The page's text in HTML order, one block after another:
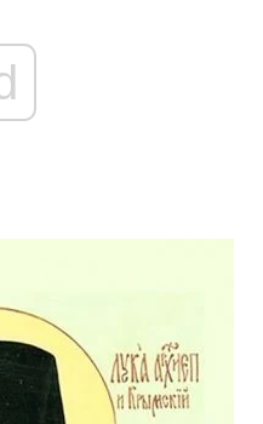
Політика
Світ
Туризм
Погода
Регіони